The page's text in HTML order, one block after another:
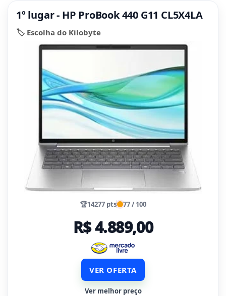
1º lugar - HP ProBook 440 G11 CL5X4LA
🏷️ Escolha do Kilobyte
🏆14277 pts 77 / 100
R$ 4.889,00
VER OFERTA
Ver melhor preço